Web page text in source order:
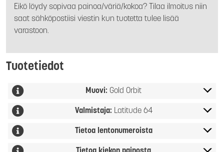
Eikö löydy sopivaa painoa/väriä/kokoa? Tilaa ilmoitus niin
saat sähköpostiisi viestin kun tuotetta tulee lisää
varastoon.
Tuotetiedot
Muovi: Gold Orbit
Valmistaja: Latitude 64
Tietoa lentonumeroista